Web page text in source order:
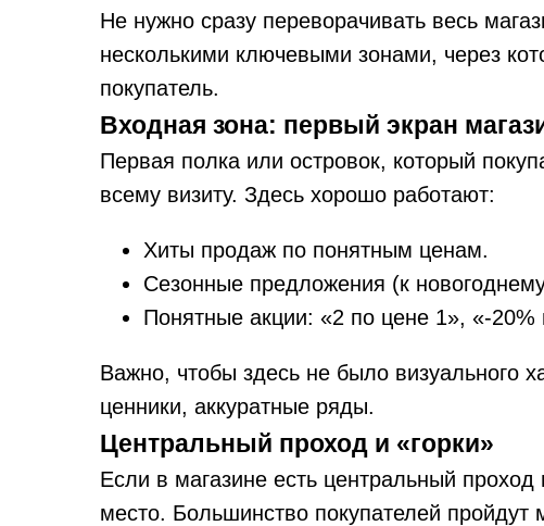
Не нужно сразу переворачивать весь
несколькими ключевыми зонами, через
покупатель.
Входная зона: первый экран
Первая полка или островок, который
всему визиту. Здесь хорошо работают:
Хиты продаж по понятным ценам.
Сезонные предложения (к
Понятные акции: «2 по цене 1», «-20%
Важно, чтобы здесь не было визуального
ценники, аккуратные ряды.
Центральный проход и «горки»
Если в магазине есть центральный
место. Большинство покупателей пройдут